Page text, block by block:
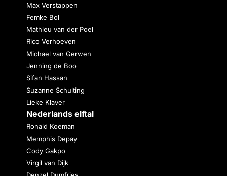
Max Verstappen
Femke Bol
Mathieu van der Poel
Rico Verhoeven
Michael van Gerwen
Jenning de Boo
Sifan Hassan
Suzanne Schulting
Lieke Klaver
Nederlands elftal
Ronald Koeman
Memphis Depay
Cody Gakpo
Virgil van Dijk